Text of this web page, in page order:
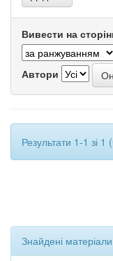
Вивести на
Автори
Результати 1-1 зі
Знайдені